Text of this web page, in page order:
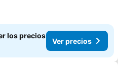
los precios
Ver precios